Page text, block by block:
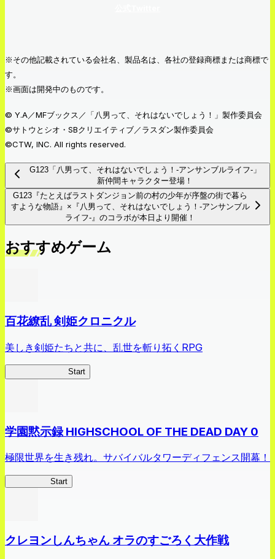
※その他記載されている会社名、製品名は、各社の登録商標または商標で
す。
※画面は開発中のものです。
© Y.A／MFブックス／「八男って、それはないでしょう！」製作委員会
©サトウとシオ・SBクリエイティブ／ラスダン製作委員会
©CTW, INC. All rights reserved.
G123「八男って、それはないでしょう！-アンサンブルライフ-」
新仲間キャラクター登場！
G123『たとえばラストダンジョン前の村の少年が序盤の街で暮ら
すような物語』×『八男って、それはないでしょう！-アンサンブル
ライフ-』のコラボが本日より開催！
おすすめゲーム
百花繚乱 剣姫クロニクル
美しき剣姫たちと共に、乱世を斬り拓くRPG
Start
学園黙示録 HIGHSCHOOL OF THE DEAD DAY 0
極限世界を生き残れ。サバイバルタワーディフェンス開幕！
Start
クレヨンしんちゃん オラのすごろく大作戦